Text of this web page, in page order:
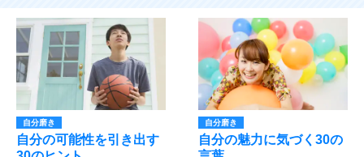
自分磨き
自分の可能性を引き出す
自分磨き
自分の魅力に気づく30の